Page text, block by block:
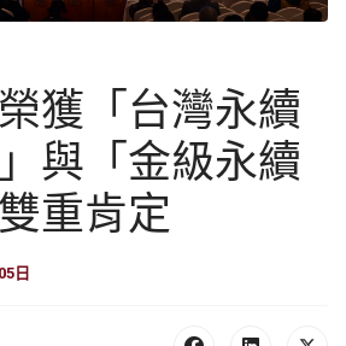
獲「台灣永續
與「金級永續
重肯定
日